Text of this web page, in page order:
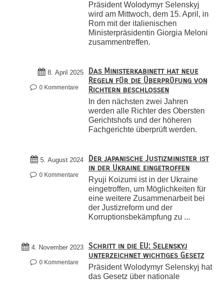
Präsident Wolodymyr Selenskyj
wird am Mittwoch, dem 15. April, in
Rom mit der italienischen
Ministerpräsidentin Giorgia Meloni
zusammentreffen.
8. April 2025
0 Kommentare
Das Ministerkabinett hat neue
Regeln für die Überprüfung von
Richtern beschlossen
In den nächsten zwei Jahren
werden alle Richter des Obersten
Gerichtshofs und der höheren
Fachgerichte überprüft werden.
5. August 2024
0 Kommentare
Der japanische Justizminister ist
in der Ukraine eingetroffen
Ryuji Koizumi ist in der Ukraine
eingetroffen, um Möglichkeiten für
eine weitere Zusammenarbeit bei
der Justizreform und der
Korruptionsbekämpfung zu ...
4. November 2023
0 Kommentare
Schritt in die EU: Selenskyj
unterzeichnet wichtiges Gesetz
Präsident Wolodymyr Selenskyj hat
das Gesetz über nationale